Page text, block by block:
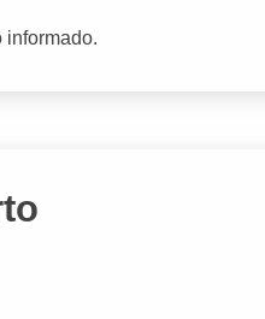
informado.